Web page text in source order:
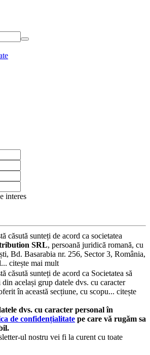
interes
căsută sunteți de acord ca societatea
SRL, persoană juridică romană, cu
Bd. Basarabia nr. 256, Sector 3, România,
citește mai mult
căsută sunteți de acord ca Societatea să
din același grup datele dvs. cu caracter
în această secțiune, cu scopu... citește
dvs. cu caracter personal în
de confidențialitate pe care vă rugăm sa
ul nostru vei fi la curent cu toate